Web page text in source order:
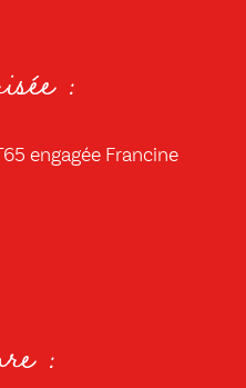
:
engagée Francine
: